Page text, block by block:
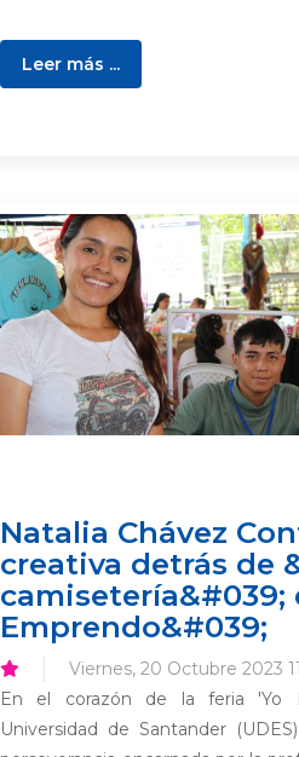
Leer más ...
Natalia Chávez
creativa detrás de
camisetería&#039;
Emprendo&#039;
Viernes, 20 Octubre 2023
En el corazón de la feria 'Yo
Universidad de Santander